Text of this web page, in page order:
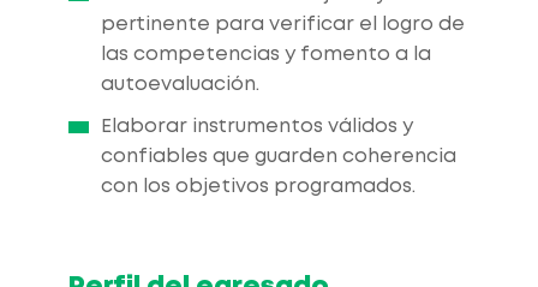
pertinente para verificar el logro de
las competencias y fomento a la
autoevaluación.
Elaborar instrumentos válidos y
confiables que guarden coherencia
con los objetivos programados.